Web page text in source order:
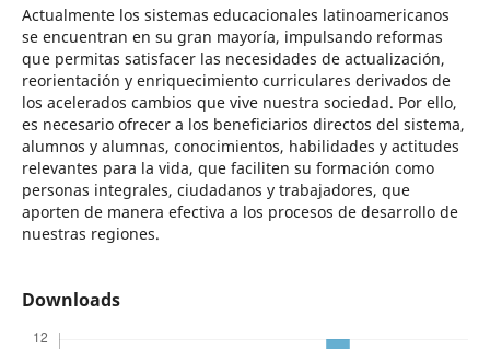
Actualmente los sistemas educacionales latinoamericanos
se encuentran en su gran mayoría, impulsando reformas
que permitas satisfacer las necesidades de actualización,
reorientación y enriquecimiento curriculares derivados de
los acelerados cambios que vive nuestra sociedad. Por ello,
es necesario ofrecer a los beneficiarios directos del sistema,
alumnos y alumnas, conocimientos, habilidades y actitudes
relevantes para la vida, que faciliten su formación como
personas integrales, ciudadanos y trabajadores, que
aporten de manera efectiva a los procesos de desarrollo de
nuestras regiones.
Downloads